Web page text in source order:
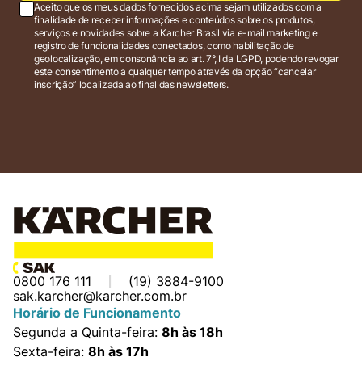
Aceito que os meus dados fornecidos acima sejam utilizados com a
finalidade de receber informações e conteúdos sobre os produtos,
serviços e novidades sobre a Karcher Brasil via e-mail marketing e
registro de funcionalidades conectados, como habilitação de
geolocalização, em consonância ao art. 7°, I da LGPD, podendo revogar
este consentimento a qualquer tempo através da opção “cancelar
inscrição” localizada ao final das newsletters.
0800 176 111
(19) 3884-9100
sak.karcher@karcher.com.br
Horário de Funcionamento
Segunda a Quinta-feira: 8h às 18h
Sexta-feira: 8h às 17h